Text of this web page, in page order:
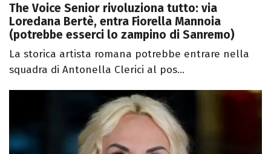
The Voice Senior rivoluziona tutto: via
Loredana Bertè, entra Fiorella Mannoia
(potrebbe esserci lo zampino di Sanremo)
La storica artista romana potrebbe entrare nella
squadra di Antonella Clerici al pos...